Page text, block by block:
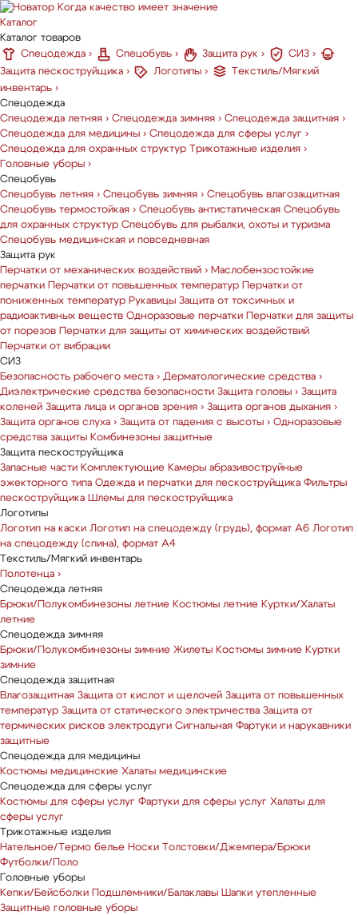
Когда качество имеет значение
Каталог
Каталог товаров
Спецодежда › Спецобувь › Защита рук › СИЗ ›
Защита пескоструйщика › Логотипы ›
Текстиль/Мягкий
инвентарь ›
Спецодежда
Спецодежда летняя › Спецодежда зимняя › Спецодежда защитная ›
Спецодежда для медицины › Спецодежда для сферы услуг ›
Спецодежда для охранных структур
Трикотажные изделия ›
Головные уборы ›
Спецобувь
Спецобувь летняя › Спецобувь зимняя › Спецобувь влагозащитная
Спецобувь термостойкая › Спецобувь антистатическая Спецобувь
для охранных структур Спецобувь для рыбалки, охоты и туризма
Спецобувь медицинская и повседневная
Защита рук
Перчатки от механических воздействий › Маслобензостойкие
перчатки
Перчатки от повышенных температур
Перчатки от
пониженных температур Рукавицы Защита от токсичных и
радиоактивных веществ Одноразовые перчатки
Перчатки для защиты
от порезов
Перчатки для защиты от химических воздействий
Перчатки от вибрации
СИЗ
Безопасность рабочего места › Дерматологические средства ›
Диэлектрические средства безопасности Защита головы › Защита
коленей Защита лица и органов зрения › Защита органов дыхания ›
Защита органов слуха › Защита от падения с высоты › Одноразовые
средства защиты Комбинезоны защитные
Защита пескоструйщика
Запасные части Комплектующие Камеры абразивоструйные
эжекторного типа Одежда и перчатки для пескоструйщика Фильтры
пескоструйщика Шлемы для пескоструйщика
Логотипы
Логотип на каски Логотип на спецодежду (грудь), формат А6 Логотип
на спецодежду (спина), формат А4
Текстиль/Мягкий инвентарь
Полотенца ›
Спецодежда летняя
Брюки/Полукомбинезоны летние Костюмы летние Куртки/Халаты
летние
Спецодежда зимняя
Брюки/Полукомбинезоны зимние Жилеты Костюмы зимние Куртки
зимние
Спецодежда защитная
Влагозащитная Защита от кислот и щелочей Защита от повышенных
температур Защита от статического электричества Защита от
термических рисков электродуги Сигнальная Фартуки и нарукавники
защитные
Спецодежда для медицины
Костюмы медицинские Халаты медицинские
Спецодежда для сферы услуг
Костюмы для сферы услуг Фартуки для сферы услуг Халаты для
сферы услуг
Трикотажные изделия
Нательное/Термо белье Носки
Толстовки/Джемпера/Брюки
Футболки/Поло
Головные уборы
Кепки/Бейсболки
Подшлемники/Балаклавы Шапки утепленные
Защитные головные уборы